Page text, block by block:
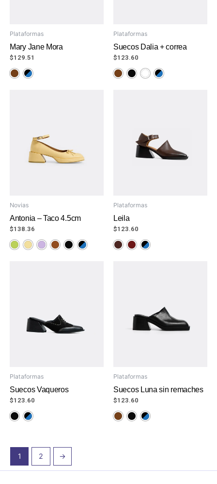
Plataformas
Mary Jane Mora
$129.51
Plataformas
Suecos Dalia + correa
$123.60
Novias
Antonia – Taco 4.5cm
$138.36
Plataformas
Leila
$123.60
Plataformas
Suecos Vaqueros
$123.60
Plataformas
Suecos Luna sin remaches
$123.60
1 2 →